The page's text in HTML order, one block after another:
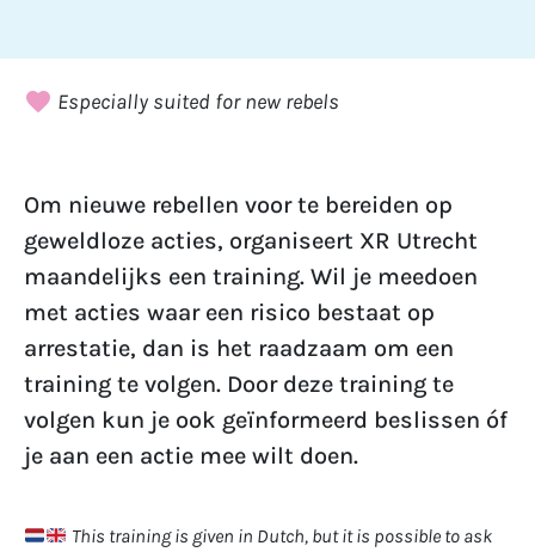
Especially suited for new rebels
Om nieuwe rebellen voor te bereiden op
geweldloze acties, organiseert XR Utrecht
maandelijks een training. Wil je meedoen
met acties waar een risico bestaat op
arrestatie, dan is het raadzaam om een
training te volgen. Door deze training te
volgen kun je ook geïnformeerd beslissen óf
je aan een actie mee wilt doen.
This training is given in Dutch, but it is possible to ask